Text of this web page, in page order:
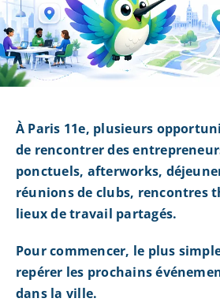
À Paris 11e, plusieurs
de rencontrer des
ponctuels, afterworks,
réunions de clubs, rencontres
lieux de travail partagés.
Pour commencer, le plus
repérer les prochains
dans la ville.